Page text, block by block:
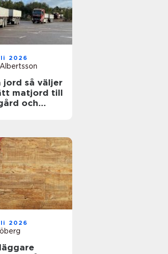
2026
så väljer
matjord till
och
2026